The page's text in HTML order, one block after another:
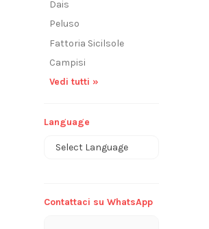
Dais
Peluso
Fattoria Sicilsole
Campisi
Vedi tutti »
Language
Contattaci su WhatsApp